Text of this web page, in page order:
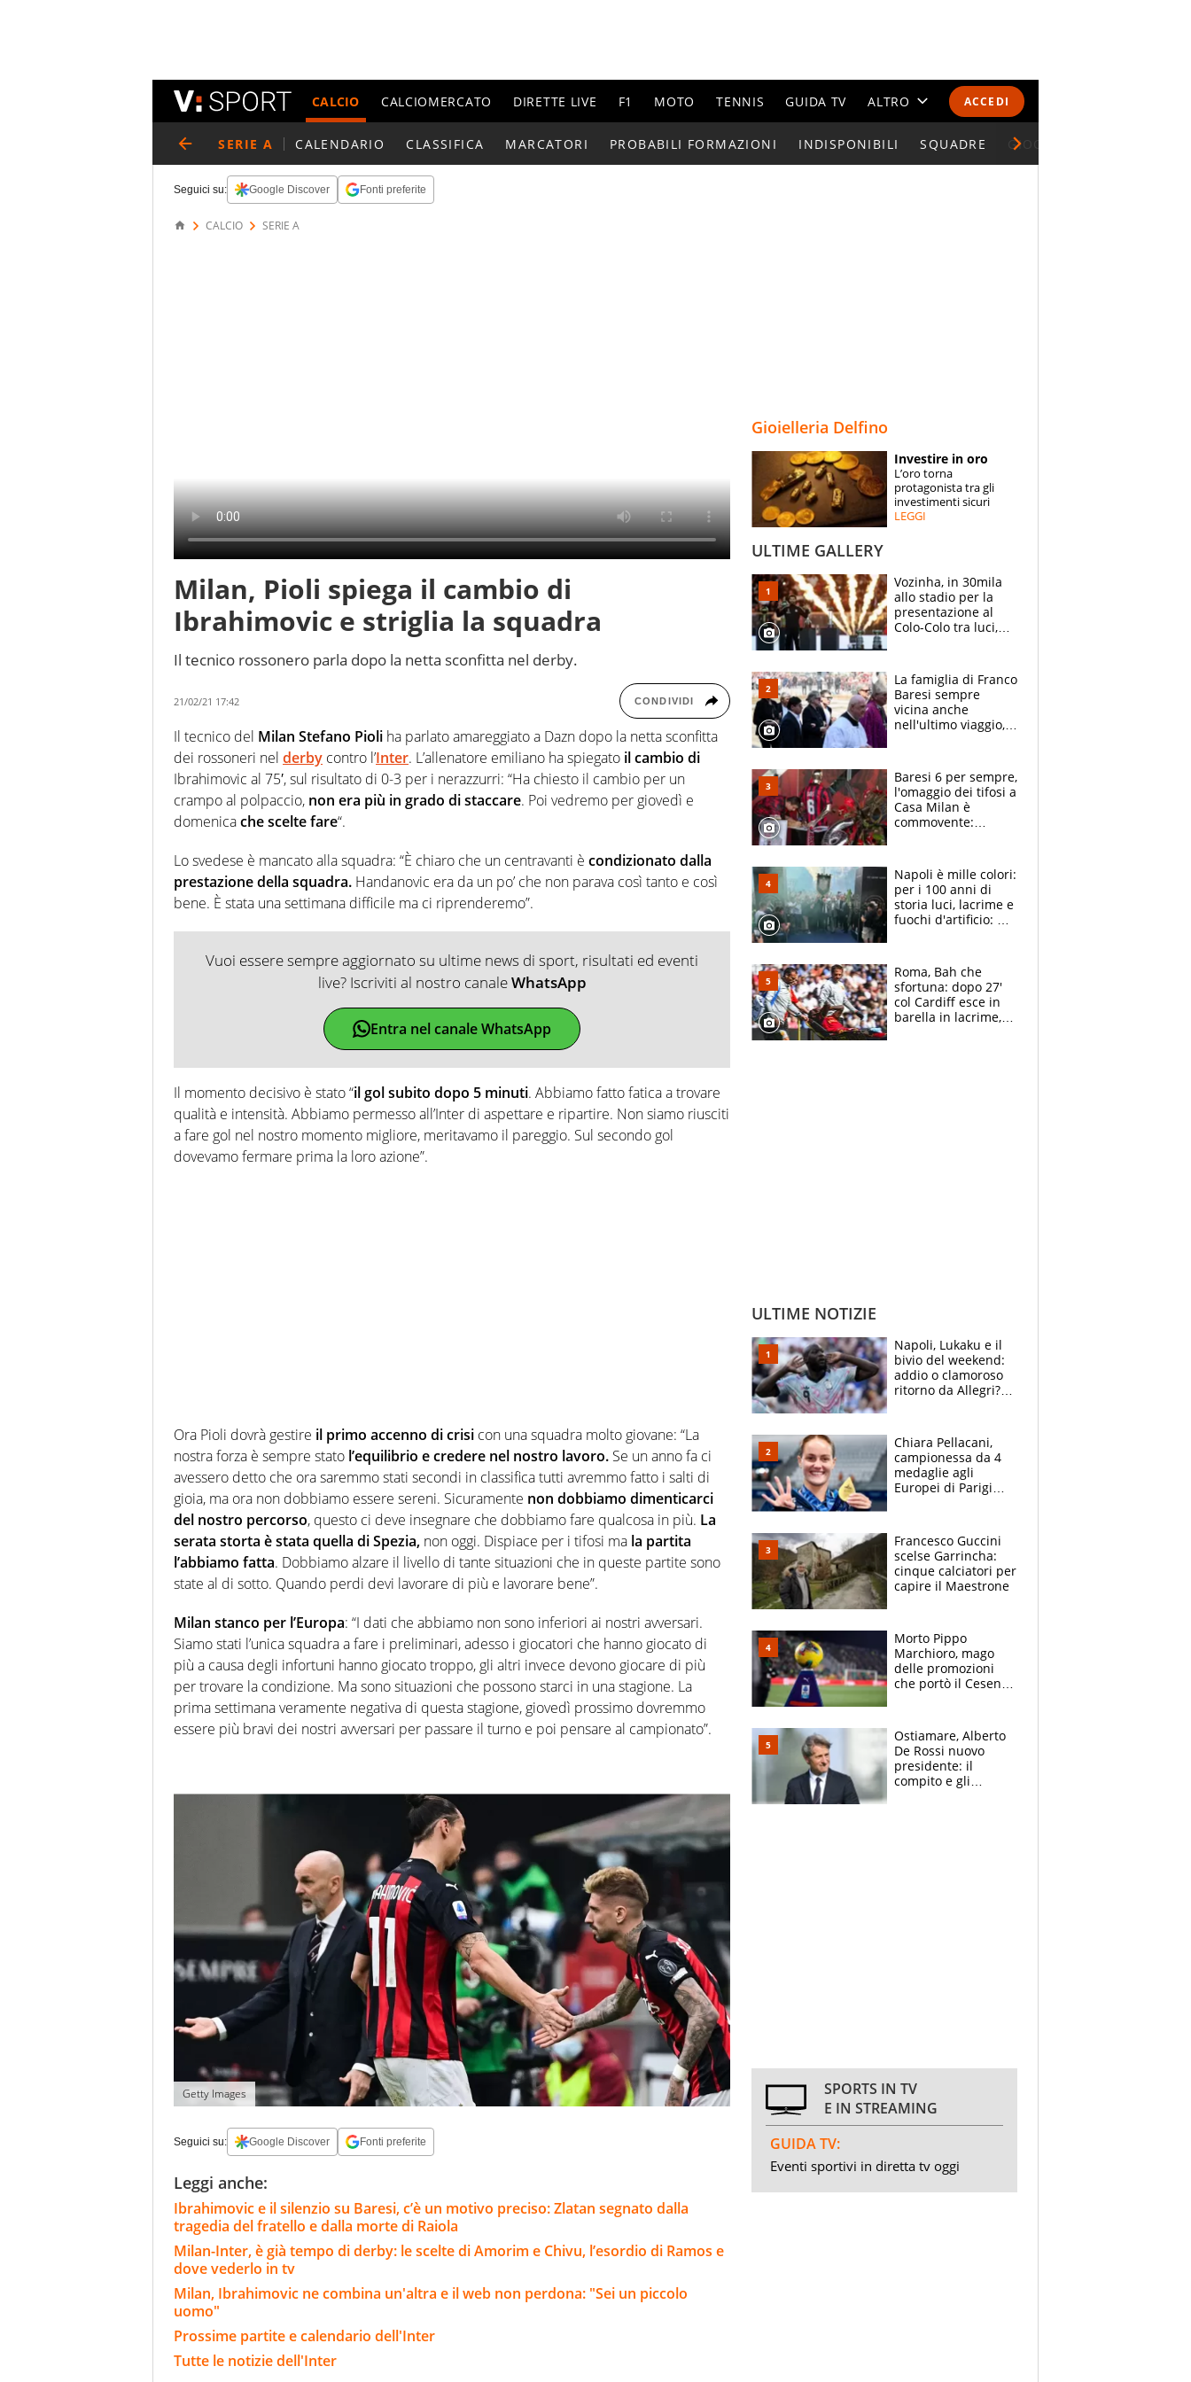
ACCEDI
CALCIO CALCIOMERCATO DIRETTE LIVE F1 MOTO TENNIS GUIDA TV ALTRO
CALENDARI E CLASSIFICHE
ESPERTI
CONTATTI
SERIE A CALENDARIO CLASSIFICA MARCATORI PROBABILI FORMAZIONI INDISPONIBILI SQUADRE GIOCATORI SERIE A
Seguici su: Google Discover Fonti preferite
CALCIO SERIE A
Milan, Pioli spiega il cambio di
Ibrahimovic e striglia la squadra
Il tecnico rossonero parla dopo la netta sconfitta nel derby.
21/02/21 17:42 CONDIVIDI
Il tecnico del Milan Stefano Pioli ha parlato amareggiato a Dazn dopo la netta sconfitta
dei rossoneri nel derby contro l’Inter. L’allenatore emiliano ha spiegato il cambio di
Ibrahimovic al 75′, sul risultato di 0-3 per i nerazzurri: “Ha chiesto il cambio per un
crampo al polpaccio, non era più in grado di staccare. Poi vedremo per giovedì e
domenicache scelte fare“.
Lo svedese è mancato alla squadra: “È chiaro che un centravanti è condizionato dalla
prestazione della squadra. Handanovic era da un po’ che non parava così tanto e così
bene. È stata una settimana difficile ma ci riprenderemo”.
Vuoi essere sempre aggiornato su ultime news di sport, risultati ed eventi
live? Iscriviti al nostro canaleWhatsApp
Entra nel canale WhatsApp
Il momento decisivo è stato “il gol subito dopo 5 minuti. Abbiamo fatto fatica a trovare
qualità e intensità. Abbiamo permesso all’Inter di aspettare e ripartire. Non siamo riusciti
a fare gol nel nostro momento migliore, meritavamo il pareggio. Sul secondo gol
dovevamo fermare prima la loro azione”.
Ora Pioli dovrà gestire il primo accenno di crisi con una squadra molto giovane: “La
nostra forza è sempre stato l’equilibrio e credere nel nostro lavoro. Se un anno fa ci
avessero detto che ora saremmo stati secondi in classifica tutti avremmo fatto i salti di
gioia, ma ora non dobbiamo essere sereni. Sicuramente non dobbiamo dimenticarci
del nostro percorso, questo ci deve insegnare che dobbiamo fare qualcosa in più. La
serata storta è stata quella di Spezia, non oggi. Dispiace per i tifosi ma la partita
l’abbiamo fatta. Dobbiamo alzare il livello di tante situazioni che in queste partite sono
state al di sotto. Quando perdi devi lavorare di più e lavorare bene”.
Milan stanco per l’Europa: “I dati che abbiamo non sono inferiori ai nostri avversari.
Siamo stati l’unica squadra a fare i preliminari, adesso i giocatori che hanno giocato di
più a causa degli infortuni hanno giocato troppo, gli altri invece devono giocare di più
per trovare la condizione. Ma sono situazioni che possono starci in una stagione. La
prima settimana veramente negativa di questa stagione, giovedì prossimo dovremmo
essere più bravi dei nostri avversari per passare il turno e poi pensare al campionato”.
Getty Images
Seguici su: Google Discover Fonti preferite
Leggi anche:
Ibrahimovic e il silenzio su Baresi, c’è un motivo preciso: Zlatan segnato dalla
tragedia del fratello e dalla morte di Raiola
Milan-Inter, è già tempo di derby: le scelte di Amorim e Chivu, l’esordio di Ramos e
dove vederlo in tv
Milan, Ibrahimovic ne combina un'altra e il web non perdona: "Sei un piccolo
uomo"
Prossime partite e calendario dell'Inter
Tutte le notizie dell'Inter
Gioielleria Delfino
Investire in oro
L’oro torna
protagonista tra gli
investimenti sicuri
LEGGI
ULTIME GALLERY
Vozinha, in 30mila
allo stadio per la
presentazione al
Colo-Colo tra luci,
La famiglia di Franco
Baresi sempre
vicina anche
nell'ultimo viaggio,
circondati
dall'affetto dei tifosi
Baresi 6 per sempre,
l'omaggio dei tifosi a
Casa Milan è
commovente:
bigliettini
Napoli è mille colori:
per i 100 anni di
storia luci, lacrime e
fuochi d'artificio: De
Roma, Bah che
sfortuna: dopo 27'
col Cardiff esce in
barella in lacrime,
ULTIME NOTIZIE
Napoli, Lukaku e il
bivio del weekend:
addio o clamoroso
ritorno da Allegri?
Chiara Pellacani,
campionessa da 4
medaglie agli
Europei di Parigi
giornalista, mamma
Francesca
Insegnante e il
fratello calciatore
Francesco Guccini
scelse Garrincha:
cinque calciatori per
capire il Maestrone
Morto Pippo
Marchioro, mago
delle promozioni
che portò il Cesena
di Baresi
Ostiamare, Alberto
De Rossi nuovo
presidente: il
compito e gli
SPORTS IN TV
E IN STREAMING
GUIDA TV:
Eventi sportivi in diretta tv oggi